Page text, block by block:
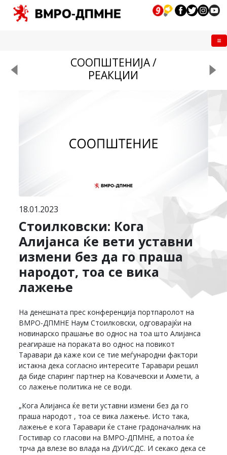
СООПШТЕНИЈА /
РЕАКЦИИ
18.01.2023
Стоилковски: Кога
Алијанса ќе вети уставни
измени без да го праша
народот, тоа се вика
лажење
На денешната прес конференција портпаролот на
ВМРО-ДПМНЕ Наум Стоилковски, одговарајќи на
новинарско прашање во однос на тоа што Алијанса
реагираше на пораката во однос на повикот
Таравари да каже кои се тие меѓународни фактори
истакна дека согласно интересите Таравари решил
да биде спаринг партнер на Ковачевски и Ахмети, а
со лажење политика не се води.
„Кога Алијанса ќе вети уставни измени без да го
праша народот , тоа се вика лажење. Исто така,
лажење е кога Таравари ќе стане градоначалник на
Гостивар со гласови на ВМРО-ДПМНЕ, а потоа ќе
трча да влезе во влада на ДУИ/СДС. И секако дека се